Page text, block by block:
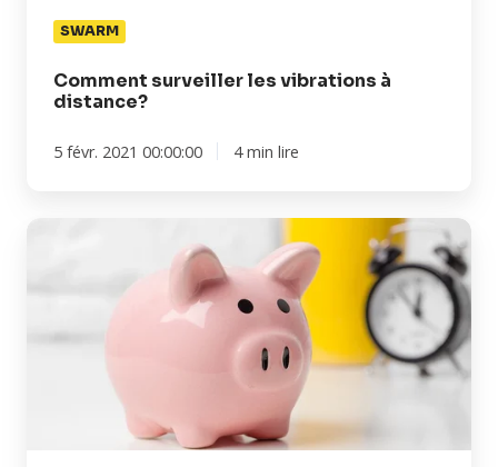
SWARM
Comment surveiller les vibrations à
distance?
5 févr. 2021 00:00:00 4 min lire
une